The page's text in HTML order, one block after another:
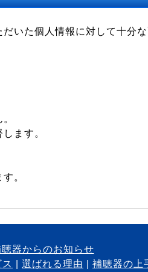
いた個人情報に対して十分な
ます。
。
器からのお知らせ
選ばれる理由 補聴器の上